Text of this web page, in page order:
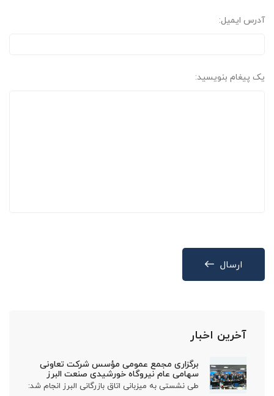
آدرس ایمیل:
یک پیغام بنویسید:
ارسال
آخرین اخبار
برگزاری مجمع عمومی مؤسس شرکت تعاونی
سهامی عام نیروگاه خورشیدی صنعت البرز
طی نشستی به میزبانی اتاق بازرگانی البرز انجام شد: